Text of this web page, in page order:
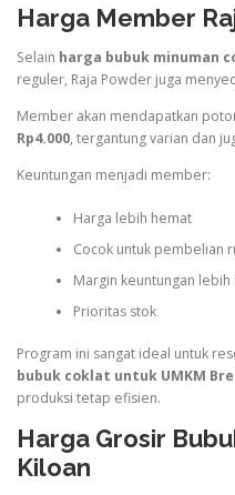
Harga Member
Selain harga bubuk minuman
reguler, Raja Powder juga
Member akan mendapatkan
Rp4.000, tergantung varian dan
Keuntungan menjadi member:
Harga lebih hemat
Cocok untuk pembelian
Margin keuntungan lebih
Prioritas stok
Program ini sangat ideal untuk
bubuk coklat untuk UMKM
produksi tetap efisien.
Harga Grosir
Kiloan